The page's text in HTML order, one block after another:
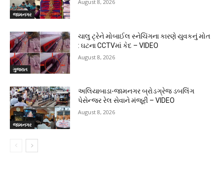
જામનગર
August 8, 2026
ગુજરાત
ચાલુ ટ્રેને મોબાઈલ સ્નેચિંગના કારણે યુવકનું મોત
: ઘટના CCTVમાં કેદ – VIDEO
August 8, 2026
જામનગર
અલિયાબાડા-જામનગર બ્રોડગ્રેજ ડબલિંગ
પેસેન્જર રેલ સેવાને મંજૂરી – VIDEO
August 8, 2026